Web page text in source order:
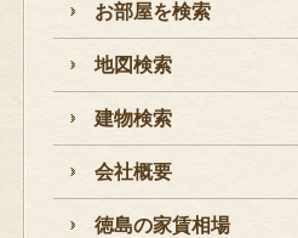
お部屋を検索
地図検索
建物検索
会社概要
徳島の家賃相場